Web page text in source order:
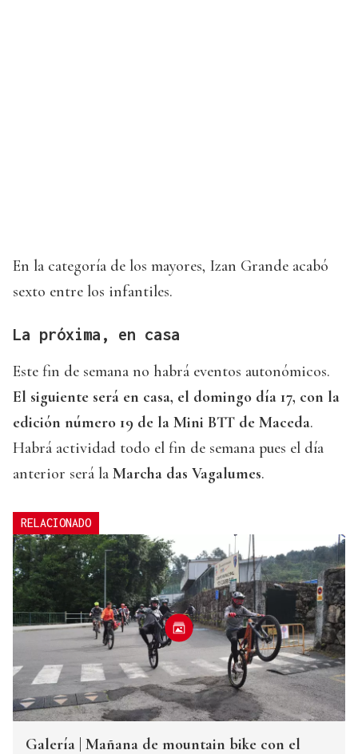
En la categoría de los mayores, Izan Grande acabó
sexto entre los infantiles.
La próxima, en casa
Este fin de semana no habrá eventos autonómicos.
El siguiente será en casa, el domingo día 17, con la
edición número 19 de la Mini BTT de Maceda.
Habrá actividad todo el fin de semana pues el día
anterior será la Marcha das Vagalumes.
RELACIONADO
Galería | Mañana de mountain bike con el